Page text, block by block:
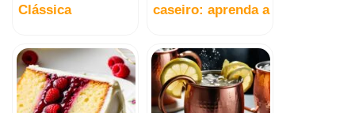
Clássica
caseiro: aprenda a